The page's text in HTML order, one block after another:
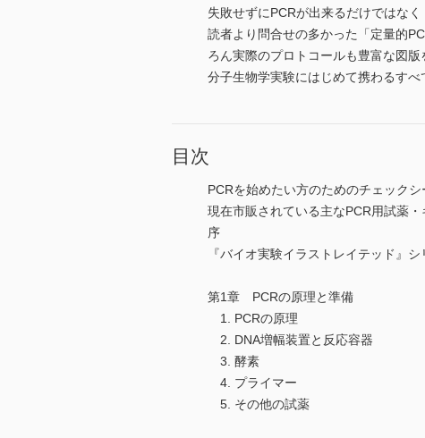
失敗せずにPCRが出来るだけではなく
読者より問合せの多かった「定量的
ろん実際のプロトコールも豊富な図版
分子生物学実験にはじめて携わるすべ
目次
PCRを始めたい方のためのチェックシ
現在市販されている主なPCR用試薬・
序
『バイオ実験イラストレイテッド』
第1章 PCRの原理と準備
1. PCRの原理
2. DNA増幅装置と反応容器
3. 酵素
4. プライマー
5. その他の試薬